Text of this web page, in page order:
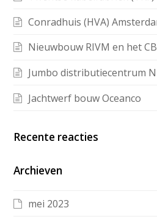
Conradhuis (HVA)
Nieuwbouw RIVM en het
Jumbo distributiecentrum
Jachtwerf bouw Oceanco
Recente reacties
Archieven
mei 2023